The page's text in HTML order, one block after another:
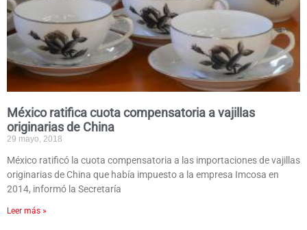
México ratifica cuota compensatoria a vajillas
originarias de China
29 mayo, 2018
México ratificó la cuota compensatoria a las importaciones de vajillas
originarias de China que había impuesto a la empresa Imcosa en
2014, informó la Secretaría
Leer más »